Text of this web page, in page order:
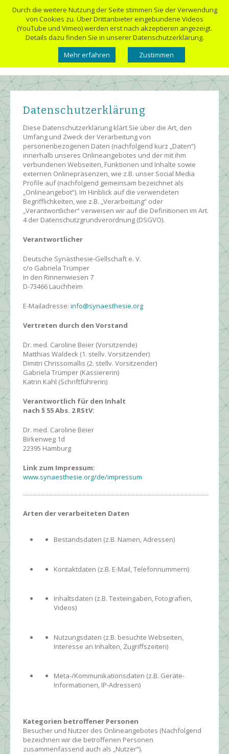
Datenschutzerklärung
Diese Datenschutzerklärung klärt Sie über die Art, den
Umfang und Zweck der Verarbeitung von
personenbezogenen Daten (nachfolgend kurz „Daten“)
innerhalb unseres Onlineangebotes und der mit ihm
verbundenen Webseiten, Funktionen und Inhalte sowie
externen Onlinepräsenzen, wie z.B. unser Social Media
Profile auf (nachfolgend gemeinsam bezeichnet als
„Onlineangebot“). Im Hinblick auf die verwendeten
Begrifflichkeiten, wie z.B. „Verarbeitung“ oder
„Verantwortlicher“ verweisen wir auf die Definitionen im Art.
4 der Datenschutzgrundverordnung (DSGVO).
Verantwortlicher
Deutsche Synästhesie-Gellschaft e. V.
c/o Gabriela Trümper
In den Rinnenwiesen 7
D-73466 Lauchheim
E-Mailadresse: info@synaesthesie.org
Vertreten durch den Vorstand
Dr. med. Caroline Beier (Vorsitzende)
Matthias Waldeck (1. stellv. Vorsitzender)
Dimitri Chrissomallis (2. stellv. Vorsitzender)
Gabriela Trümper (Kassiererin)
Katrin Kahl (Schriftführerin)
Verantwortlich für den Inhalt
nach § 55 Abs. 2 RStV:
Dr. med. Caroline Beier
Birkenweg 1d
22395 Hamburg
Link zum Impressum:
www.synaesthesie.org/de/impressum
Arten der verarbeiteten Daten
Bestandsdaten (z.B. Namen, Adressen)
Kontaktdaten (z.B. E-Mail, Telefonnummern)
Inhaltsdaten (z.B. Texteingaben, Fotografien,
Videos)
Nutzungsdaten (z.B. besuchte Webseiten,
Interesse an Inhalten, Zugriffszeiten)
Meta-/Kommunikationsdaten (z.B. Geräte-
Informationen, IP-Adressen)
Kategorien betroffener Personen
Besucher und Nutzer des Onlineangebotes (Nachfolgend
bezeichnen wir die betroffenen Personen
zusammenfassend auch als „Nutzer“).
Durch die weitere Nutzung der Seite stimmen Sie der Verwendung
von Cookies zu. Über Drittanbieter eingebundene Videos
(YouTube und Vimeo) werden erst nach akzeptieren angezeigt.
Details dazu finden Sie in unserer Datenschutzerklärung.
Mehr erfahren
Zustimmen